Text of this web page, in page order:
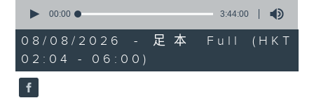
seconds
3
hours,
44
minutes,
0
seconds
00:00 3:44:00
08/08/2026 - 足本 Full (HKT
02:04 - 06:00)